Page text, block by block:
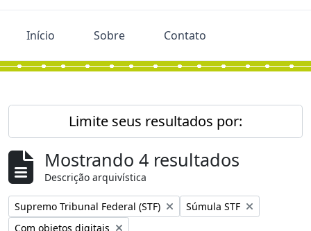
Início Sobre Contato
Limite seus resultados por:
Mostrando 4 resultados
Descrição arquivística
Remover filtro:
Supremo Tribunal Federal (STF) Remover filtro:
Súmula STF
Remover filtro:
Com objetos digitais